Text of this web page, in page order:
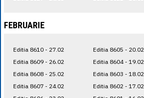
FEBRUARIE
Editia 8610 - 27.02
Editia 8609 - 26.02
Editia 8608 - 25.02
Editia 8607 - 24.02
Editia 8605 - 20.02
Editia 8604 - 19.02
Editia 8603 - 18.02
Editia 8602 - 17.02